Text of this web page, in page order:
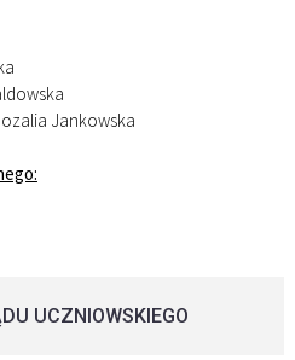
Jankowska
UCZNIOWSKIEGO